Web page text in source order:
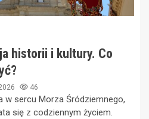
historii i kultury. Co
46
w sercu Morza Śródziemnego,
się z codziennym życiem.